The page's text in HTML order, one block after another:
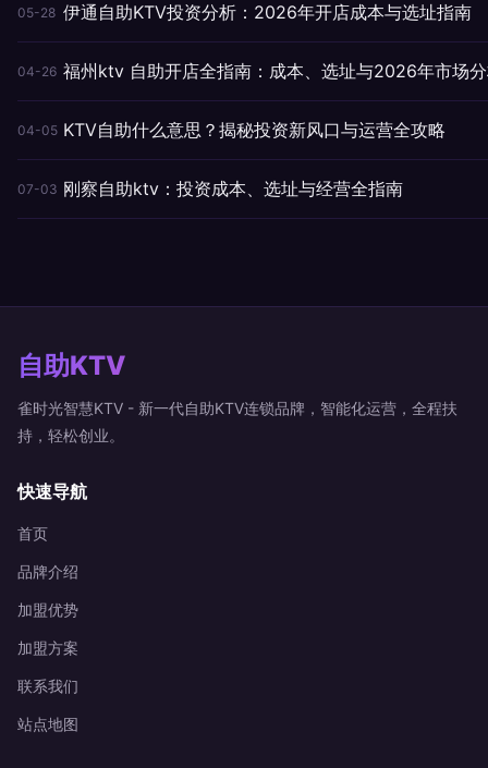
05-28 伊通自助KTV投资分析：2026年开店成本与选址指南
04-26 福州ktv 自助开店全指南：成本、选址与2026年市场
04-05 KTV自助什么意思？揭秘投资新风口与运营全攻略
07-03 刚察自助ktv：投资成本、选址与经营全指南
自助KTV
雀时光智慧KTV - 新一代自助KTV连锁品牌，智能化运营，全程扶
持，轻松创业。
快速导航
首页
品牌介绍
加盟优势
加盟方案
联系我们
站点地图